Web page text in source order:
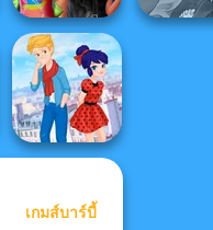
Spin The Bottle
Style Exchange...
Ladybird Secret
เกมส์บาร์บี้